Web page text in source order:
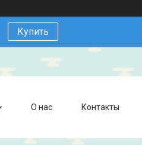
Купить
О нас Контакты